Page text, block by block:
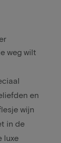
weg wilt
en
wijn
in de
luxe